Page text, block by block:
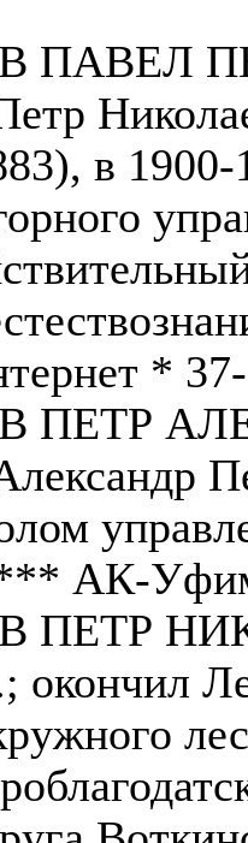
ПАВЕЛ
в
*
ПЕТР
АК-
ПЕТР
окончил